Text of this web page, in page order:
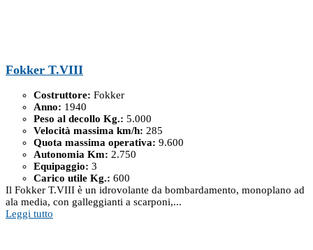
Fokker T.VIII
Costruttore: Fokker
Anno: 1940
Peso al decollo Kg.: 5.000
Velocità massima km/h: 285
Quota massima operativa: 9.600
Autonomia Km: 2.750
Equipaggio: 3
Carico utile Kg.: 600
Il Fokker T.VIII è un idrovolante da bombardamento, monoplano ad
ala media, con galleggianti a scarponi,...
Leggi tutto